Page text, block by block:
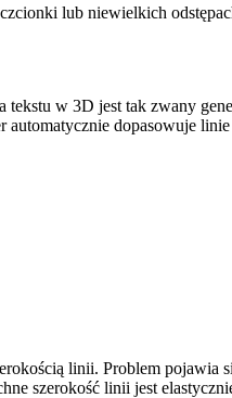
lub niewielkich
w 3D jest tak zwany
dopasowuje
linii. Problem
szerokość linii jest